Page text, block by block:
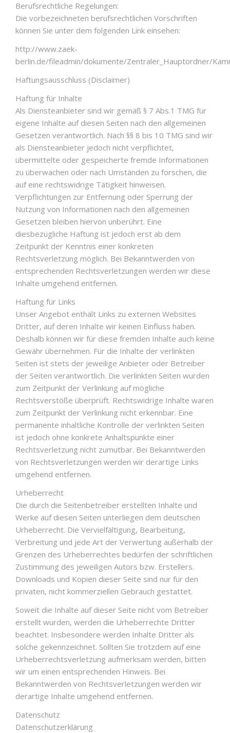
Berufsrechtliche Regelungen:
Die vorbezeichneten berufsrechtlichen Vorschriften
können Sie unter dem folgenden Link einsehen:
http://www.zaek-
berlin.de/fileadmin/dokumente/Zentraler_Hauptordner/
Haftungsausschluss (Disclaimer)
Haftung für Inhalte
Als Diensteanbieter sind wir gemäß § 7 Abs.1 TMG für
eigene Inhalte auf diesen Seiten nach den allgemeinen
Gesetzen verantwortlich. Nach §§ 8 bis 10 TMG sind wir
als Diensteanbieter jedoch nicht verpflichtet,
übermittelte oder gespeicherte fremde Informationen
zu überwachen oder nach Umständen zu forschen, die
auf eine rechtswidrige Tätigkeit hinweisen.
Verpflichtungen zur Entfernung oder Sperrung der
Nutzung von Informationen nach den allgemeinen
Gesetzen bleiben hiervon unberührt. Eine
diesbezügliche Haftung ist jedoch erst ab dem
Zeitpunkt der Kenntnis einer konkreten
Rechtsverletzung möglich. Bei Bekanntwerden von
entsprechenden Rechtsverletzungen werden wir diese
Inhalte umgehend entfernen.
Haftung für Links
Unser Angebot enthält Links zu externen Websites
Dritter, auf deren Inhalte wir keinen Einfluss haben.
Deshalb können wir für diese fremden Inhalte auch keine
Gewähr übernehmen. Für die Inhalte der verlinkten
Seiten ist stets der jeweilige Anbieter oder Betreiber
der Seiten verantwortlich. Die verlinkten Seiten wurden
zum Zeitpunkt der Verlinkung auf mögliche
Rechtsverstöße überprüft. Rechtswidrige Inhalte waren
zum Zeitpunkt der Verlinkung nicht erkennbar. Eine
permanente inhaltliche Kontrolle der verlinkten Seiten
ist jedoch ohne konkrete Anhaltspunkte einer
Rechtsverletzung nicht zumutbar. Bei Bekanntwerden
von Rechtsverletzungen werden wir derartige Links
umgehend entfernen.
Urheberrecht
Die durch die Seitenbetreiber erstellten Inhalte und
Werke auf diesen Seiten unterliegen dem deutschen
Urheberrecht. Die Vervielfältigung, Bearbeitung,
Verbreitung und jede Art der Verwertung außerhalb der
Grenzen des Urheberrechtes bedürfen der schriftlichen
Zustimmung des jeweiligen Autors bzw. Erstellers.
Downloads und Kopien dieser Seite sind nur für den
privaten, nicht kommerziellen Gebrauch gestattet.
Soweit die Inhalte auf dieser Seite nicht vom Betreiber
erstellt wurden, werden die Urheberrechte Dritter
beachtet. Insbesondere werden Inhalte Dritter als
solche gekennzeichnet. Sollten Sie trotzdem auf eine
Urheberrechtsverletzung aufmerksam werden, bitten
wir um einen entsprechenden Hinweis. Bei
Bekanntwerden von Rechtsverletzungen werden wir
derartige Inhalte umgehend entfernen.
Datenschutz
Datenschutzerklärung